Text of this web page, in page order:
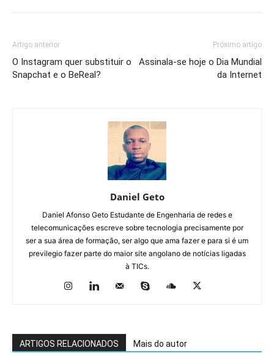
Artigo anterior
O Instagram quer substituir o
Snapchat e o BeReal?
Próximo artigo
Assinala-se hoje o Dia Mundial
da Internet
Daniel Geto
Daniel Afonso Geto Estudante de Engenharia de redes e
telecomunicações escreve sobre tecnologia precisamente por
ser a sua área de formação, ser algo que ama fazer e para si é um
previlegio fazer parte do maior site angolano de notícias ligadas
à TICs.
ARTIGOS RELACIONADOS Mais do autor